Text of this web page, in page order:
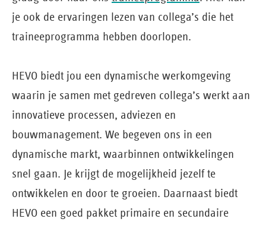
je ook de ervaringen lezen van collega’s die het
traineeprogramma hebben doorlopen.
HEVO biedt jou een dynamische werkomgeving
waarin je samen met gedreven collega’s werkt aan
innovatieve processen, adviezen en
bouwmanagement. We begeven ons in een
dynamische markt, waarbinnen ontwikkelingen
snel gaan. Je krijgt de mogelijkheid jezelf te
ontwikkelen en door te groeien. Daarnaast biedt
HEVO een goed pakket primaire en secundaire